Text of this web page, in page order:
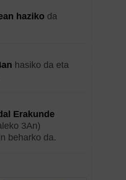
haziko da
hasiko da eta
Erakunde
3An)
beharko da.